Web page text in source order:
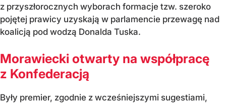
z przyszłorocznych wyborach formacje tzw. szeroko
pojętej prawicy uzyskają w parlamencie przewagę nad
koalicją pod wodzą Donalda Tuska.
Morawiecki otwarty na współpracę
z Konfederacją
Były premier, zgodnie z wcześniejszymi sugestiami,